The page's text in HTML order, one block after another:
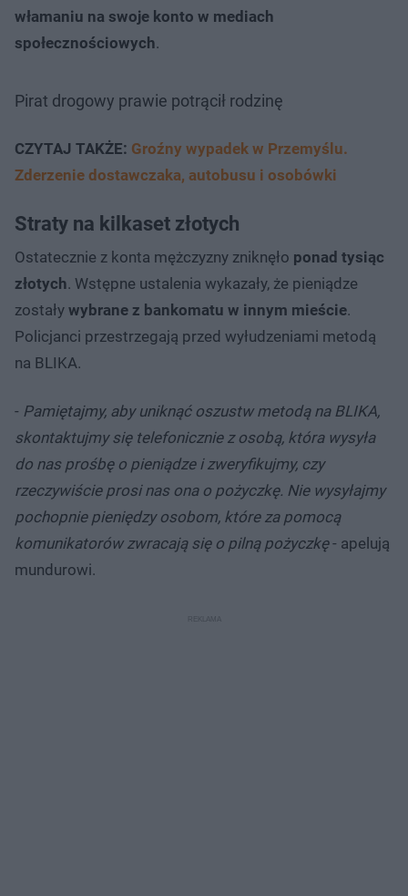
włamaniu na swoje konto w mediach
społecznościowych.
Pirat drogowy prawie potrącił rodzinę
CZYTAJ TAKŻE: Groźny wypadek w Przemyślu.
Zderzenie dostawczaka, autobusu i osobówki
Straty na kilkaset złotych
Ostatecznie z konta mężczyzny zniknęło ponad tysiąc
złotych. Wstępne ustalenia wykazały, że pieniądze
zostały wybrane z bankomatu w innym mieście.
Policjanci przestrzegają przed wyłudzeniami metodą
na BLIKA.
- Pamiętajmy, aby uniknąć oszustw metodą na BLIKA,
skontaktujmy się telefonicznie z osobą, która wysyła
do nas prośbę o pieniądze i zweryfikujmy, czy
rzeczywiście prosi nas ona o pożyczkę. Nie wysyłajmy
pochopnie pieniędzy osobom, które za pomocą
komunikatorów zwracają się o pilną pożyczkę- apelują
mundurowi.